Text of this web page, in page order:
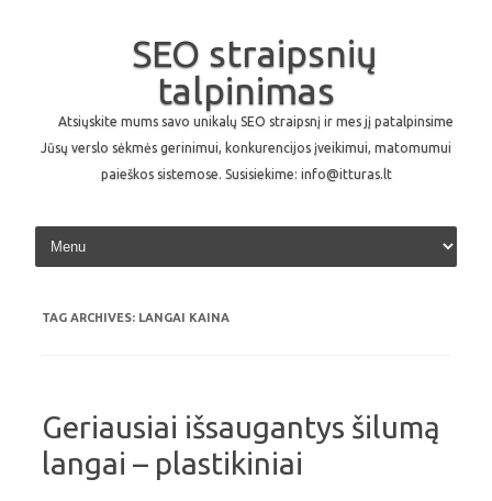
SEO straipsnių
talpinimas
Atsiųskite mums savo unikalų SEO straipsnį ir mes jį patalpinsime
Jūsų verslo sėkmės gerinimui, konkurencijos įveikimui, matomumui
paieškos sistemose. Susisiekime: info@itturas.lt
Skip to content
TAG ARCHIVES: LANGAI KAINA
Geriausiai išsaugantys šilumą
langai – plastikiniai